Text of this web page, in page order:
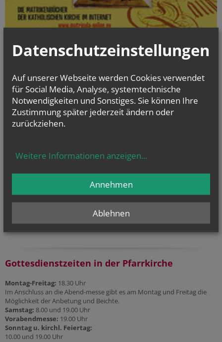
Die digitalisierten Matrikenbücher vom Beginn der jeweiligen
und jederzeit eingesehen werden.
gottesdienst.at
Stundenbuch Online
(tägliche liturgische Texte)
Telefonseelsorge
Priesternotrufnummer:
0800 100 252 1
Gottesdienstzeiten in der Pfarrkirche
Montag-Freitag: 18.30 Uhr
Im Anschluss an die Abend-messe gibt es am Montag und Freitag die
Möglichkeit der Anbetung und Beichte.
Samstag: 8.00 und 19.00 Uhr
Vorabendmesse: 19.00 Uhr
Sonntag u. kirchl. Feiertag:
10.00 und 19.00 Uhr
Datenschutzeinstellungen
Auf unserer Webseite werden Cookies verwendet
für Social Media, Analyse, systemtechnische
Notwendigkeiten und Sonstiges. Sie können Ihre
Zustimmung später jederzeit ändern oder
zurückziehen.
Weitere Informationen anzeigen...
Ablehnen
Annehmen